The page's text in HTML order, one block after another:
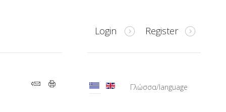
Login Register
Γλώσσα/language